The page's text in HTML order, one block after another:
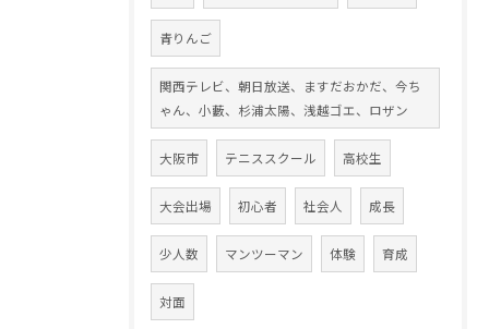
青りんご
関西テレビ、朝日放送、ますだおかだ、今ち
ゃん、小藪、杉浦太陽、浅越ゴエ、ロザン
大阪市 テニススクール 高校生
大会出場 初心者 社会人 成長
少人数 マンツーマン 体験 育成
対面